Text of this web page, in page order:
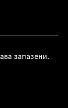
запазени.